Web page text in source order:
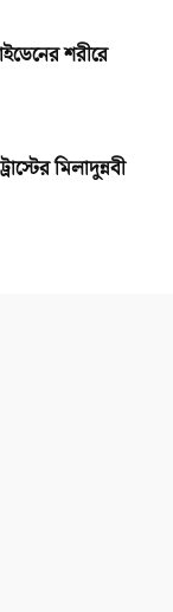
শরীরে
মিলাদুন্নবী